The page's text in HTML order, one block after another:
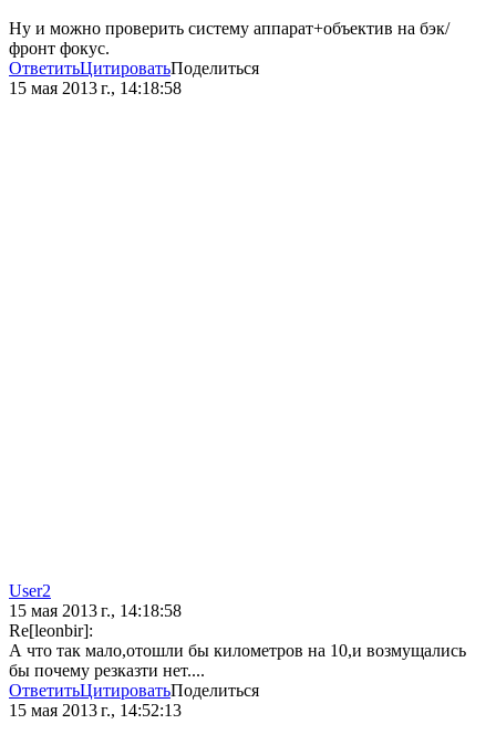
Ну и можно проверить систему аппарат+объектив на бэк/
фронт фокус.
ОтветитьЦитироватьПоделиться
15 мая 2013 г., 14:18:58
User2
15 мая 2013 г., 14:18:58
Re[leonbir]:
А что так мало,отошли бы километров на 10,и возмущались
бы почему резказти нет....
ОтветитьЦитироватьПоделиться
15 мая 2013 г., 14:52:13